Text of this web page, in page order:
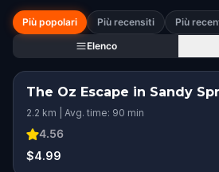
Più popolari Più recensiti
Più
Elenco
The Oz Escape in Sandy
2.2 km | Avg. time: 90 min
4.56
$4.99